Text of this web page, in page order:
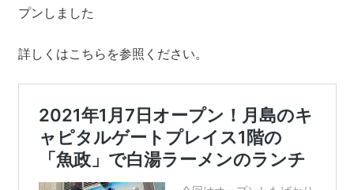
プンしました
詳しくはこちらを参照ください。